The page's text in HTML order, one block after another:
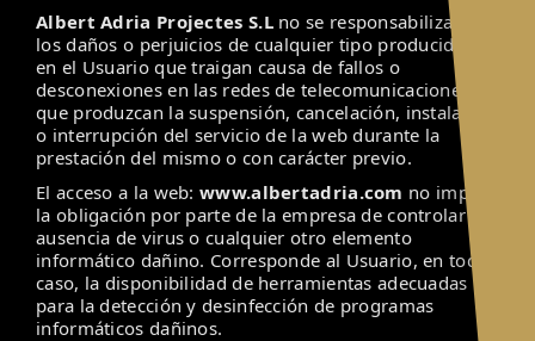
Albert Adria Projectes S.L no se responsabiliza de
los daños o perjuicios de cualquier tipo producidos
en el Usuario que traigan causa de fallos o
desconexiones en las redes de telecomunicaciones
que produzcan la suspensión, cancelación, instalación
o interrupción del servicio de la web durante la
prestación del mismo o con carácter previo.
El acceso a la web: www.albertadria.com no implica
la obligación por parte de la empresa de controlar la
ausencia de virus o cualquier otro elemento
informático dañino. Corresponde al Usuario, en todo
caso, la disponibilidad de herramientas adecuadas
para la detección y desinfección de programas
informáticos dañinos.